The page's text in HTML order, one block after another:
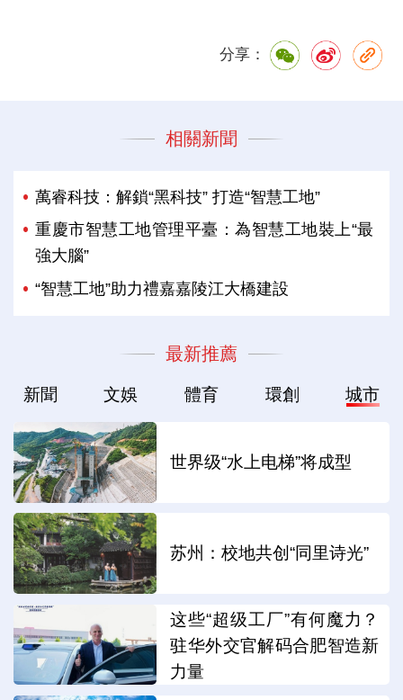
分享：
相關新聞
萬睿科技：解鎖“黑科技” 打造“智慧工地”
重慶市智慧工地管理平臺：為智慧工地裝上“最
強大腦”
“智慧工地”助力禮嘉嘉陵江大橋建設
最新推薦
新聞 文娛 體育 環創 城市
世界级“水上电梯”将成型
苏州：校地共创“同里诗光”
这些“超级工厂”有何魔力？
驻华外交官解码合肥智造新
力量